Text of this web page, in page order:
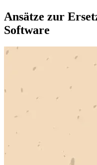
Ansätze zur
Software